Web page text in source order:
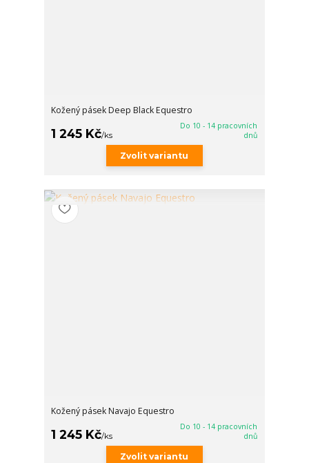
Kožený pásek Deep Black Equestro
1 245 Kč/ks
Do 10 - 14 pracovních
dnů
Zvolit variantu
Kožený pásek Navajo Equestro
1 245 Kč/ks
Do 10 - 14 pracovních
dnů
Zvolit variantu